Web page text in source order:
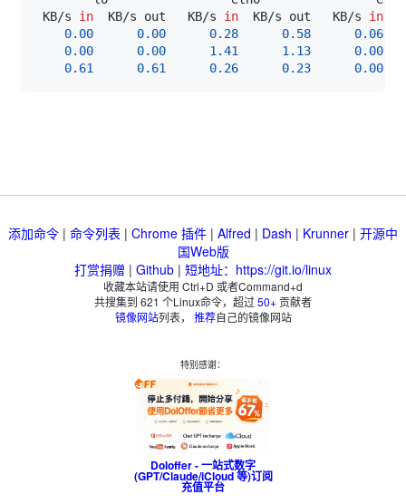
KB/s in
  KB/s out   KB/s
in
  KB/s out   KB/s
in
0.00
0.00 0.28 0.58
0.06
0.00
0.00 1.41 1.13
0.00
0.61
0.61 0.26 0.23 0.00
添加命令 | 命令列表 | Chrome 插件 | Alfred | Dash | Krunner | 开源中
国Web版
打赏捐赠 | Github | 短地址：https://git.io/linux
收藏本站请使用 Ctrl+D 或者Command+d
共搜集到 621 个Linux命令，超过50+贡献者
镜像网站列表， 推荐自己的镜像网站
特别感谢：
Doloffer - 一站式数字
(GPT/Claude/iCloud 等)订阅
充值平台